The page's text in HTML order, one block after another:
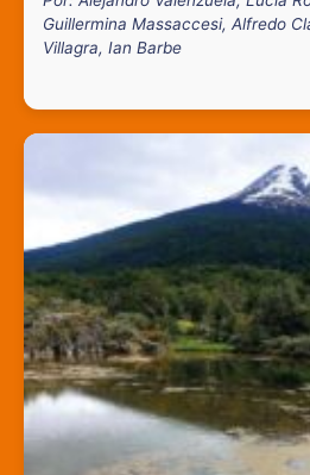
Guillermina Massaccesi, Alfredo
Villagra, Ian Barbe